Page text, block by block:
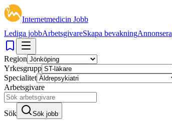
Internetmedicin Jobb
Lediga jobbArbetsgivareSkapa bevakningAnnonsera
Region
Yrkesgrupp
Specialitet
Arbetsgivare
Sök Sök jobb